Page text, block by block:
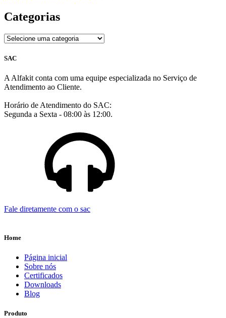
Categorias
SAC
A Alfakit conta com uma equipe especializada no Serviço de
Atendimento ao Cliente.
Horário de Atendimento do SAC:
Segunda a Sexta - 08:00 às 12:00.
Fale diretamente com o sac
Home
Página inicial
Sobre nós
Certificados
Downloads
Blog
Produto